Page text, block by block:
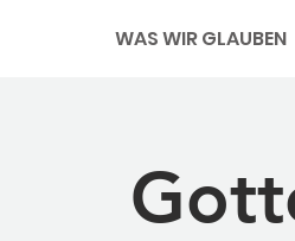
WAS WIR GLAUBEN